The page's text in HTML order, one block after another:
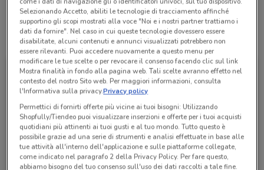
Tutte le promozioni di questo negozio
Selezionando Accetto, abiliti le tecnologie di tracciamento affinché
supportino gli scopi mostrati alla voce "Noi e i nostri partner trattiamo i
dati da fornire". Nel caso in cui queste tecnologie dovessero essere
disabilitate, alcuni contenuti e annunci visualizzati potrebbero non
essere rilevanti. Puoi accedere nuovamente a questo menu per
modificare le tue scelte o per revocare il consenso facendo clic sul link
Mostra finalità in fondo alla pagina web. Tali scelte avranno effetto nel
contesto del nostro Sito web. Per maggiori informazioni, consulta
l'Informativa sulla privacy.Privacy policy
Permettici di fornirti offerte più vicine ai tuoi bisogni: Utilizzando
Shopfully/Tiendeo puoi visualizzare inserzioni e offerte per i tuoi acquisti
quotidiani più attinenti ai tuoi gusti e al tuo mondo. Tutto questo è
possibile grazie ad una serie di strumenti e analisi effettuate in base alle
tue attività all'interno dell'applicazione e sulle piattaforme collegate,
come indicato nel paragrafo 2 della Privacy Policy. Per fare questo,
abbiamo bisogno del tuo consenso sull'uso dei dati raccolti a tale fine.